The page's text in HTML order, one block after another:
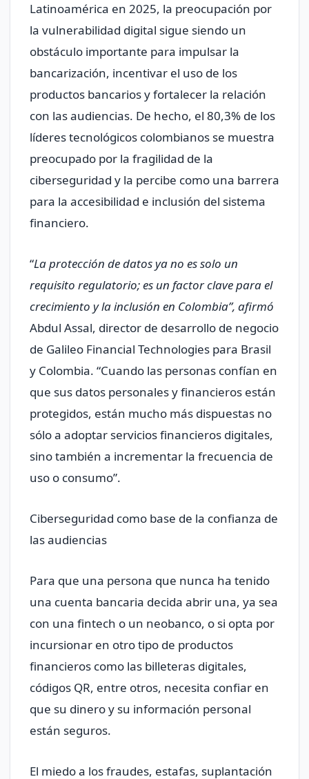
Latinoamérica en 2025, la preocupación por
la vulnerabilidad digital sigue siendo un
obstáculo importante para impulsar la
bancarización, incentivar el uso de los
productos bancarios y fortalecer la relación
con las audiencias. De hecho, el 80,3% de los
líderes tecnológicos colombianos se muestra
preocupado por la fragilidad de la
ciberseguridad y la percibe como una barrera
para la accesibilidad e inclusión del sistema
financiero.
“La protección de datos ya no es solo un
requisito regulatorio; es un factor clave para el
crecimiento y la inclusión en Colombia”, afirmó
Abdul Assal, director de desarrollo de negocio
de Galileo Financial Technologies para Brasil
y Colombia. “Cuando las personas confían en
que sus datos personales y financieros están
protegidos, están mucho más dispuestas no
sólo a adoptar servicios financieros digitales,
sino también a incrementar la frecuencia de
uso o consumo”.
Ciberseguridad como base de la confianza de
las audiencias
Para que una persona que nunca ha tenido
una cuenta bancaria decida abrir una, ya sea
con una fintech o un neobanco, o si opta por
incursionar en otro tipo de productos
financieros como las billeteras digitales,
códigos QR, entre otros, necesita confiar en
que su dinero y su información personal
están seguros.
El miedo a los fraudes, estafas, suplantación